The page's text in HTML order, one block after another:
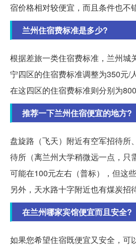
宿价格相对较便宜，而且条件也不
兰州住宿费标准是多少?
根据差旅一类住宿费标准，兰州城
宁四区的住宿费标准调整为350元/
在这四区的住宿费标准则分别为800
推荐一下兰州住宿便宜的地方?
盘旋路（飞天）附近有空军招待所
待所（离兰州大学稍微远一点，只
可能在100元左右（普标），但这
另外，天水路十字附近也有煤炭招
在兰州哪家宾馆便宜而且安全?
如果您希望住宿既便宜又安全，可